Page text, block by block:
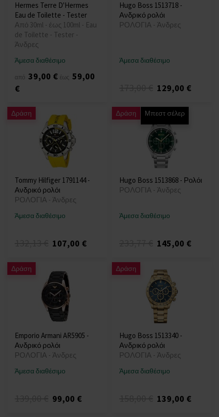
Hermes Terre D'Hermes
Eau de Toilette - Tester
Από 30ml - έως 100ml - Eau
de Toilette - Tester -
Άνδρες
Άμεσα διαθέσιμο
από 39,00 € έως 59,00
€
Hugo Boss 1513718 -
Ανδρικό ρολόι
ΡΟΛΟΓΙΑ - Άνδρες
Άμεσα διαθέσιμο
129,00 €
Δράση
Tommy Hilfiger 1791144 -
Ανδρικό ρολόι
ΡΟΛΟΓΙΑ - Άνδρες
Άμεσα διαθέσιμο
107,00 €
Δράση Μπεστ σέλερ
Hugo Boss 1513868 - Ρολόι
ΡΟΛΟΓΙΑ - Άνδρες
Άμεσα διαθέσιμο
145,00 €
Δράση
Emporio Armani AR5905 -
Ανδρικό ρολόι
ΡΟΛΟΓΙΑ - Άνδρες
Άμεσα διαθέσιμο
99,00 €
Δράση
Hugo Boss 1513340 -
Ανδρικό ρολόι
ΡΟΛΟΓΙΑ - Άνδρες
Άμεσα διαθέσιμο
139,00 €